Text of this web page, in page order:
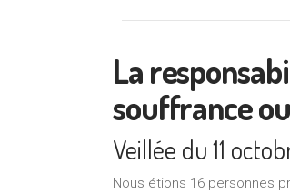
La
souffrance
Veillée du 11
Nous étions 16 personnes